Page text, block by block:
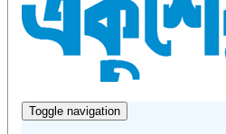
Toggle navigation